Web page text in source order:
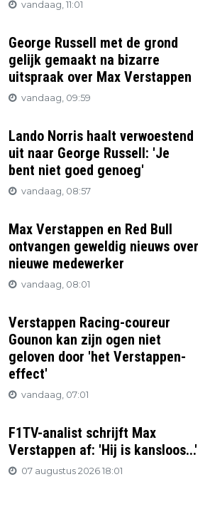
vandaag, 11:01
George Russell met de grond
gelijk gemaakt na bizarre
uitspraak over Max Verstappen
vandaag, 09:59
Lando Norris haalt verwoestend
uit naar George Russell: 'Je
bent niet goed genoeg'
vandaag, 08:57
Max Verstappen en Red Bull
ontvangen geweldig nieuws over
nieuwe medewerker
vandaag, 08:01
Verstappen Racing-coureur
Gounon kan zijn ogen niet
geloven door 'het Verstappen-
effect'
vandaag, 07:01
F1TV-analist schrijft Max
Verstappen af: 'Hij is kansloos...'
07 augustus 2026 18:01